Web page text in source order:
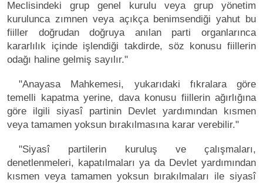
Meclisindeki grup genel kurulu veya grup yönetim
kurulunca zımnen veya açıkça benimsendiği yahut bu
fiiller doğrudan doğruya anılan parti organlarınca
kararlılık içinde işlendiği takdirde, söz konusu fiillerin
odağı haline gelmiş sayılır."
"Anayasa Mahkemesi, yukarıdaki fıkralara göre
temelli kapatma yerine, dava konusu fiillerin ağırlığına
göre ilgili siyasî partinin Devlet yardımından kısmen
veya tamamen yoksun bırakılmasına karar verebilir."
"Siyasî partilerin kuruluş ve çalışmaları,
denetlenmeleri, kapatılmaları ya da Devlet yardımından
kısmen veya tamamen yoksun bırakılmaları ile siyasî